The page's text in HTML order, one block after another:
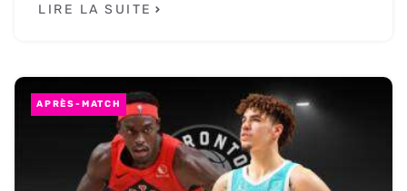
LIRE LA SUITE
APRÈS-MATCH